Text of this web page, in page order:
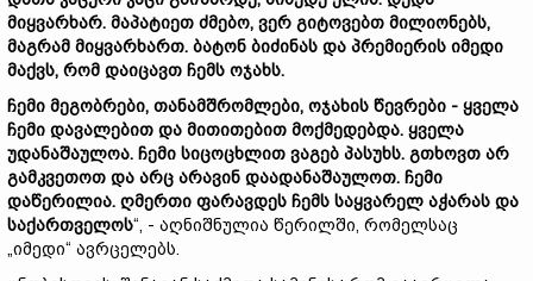
მიყვარხარ. მაპატიეთ ძმებო, ვერ გიტოვებთ მილიონებს,
მაგრამ მიყვარხართ. ბატონ ბიძინას და პრემიერის იმედი
მაქვს, რომ დაიცავთ ჩემს ოჯახს.
ჩემი მეგობრები, თანამშრომლები, ოჯახის წევრები - ყველა
ჩემი დავალებით და მითითებით მოქმედებდა. ყველა
უდანაშაულოა. ჩემი სიცოცხლით ვაგებ პასუხს. გთხოვთ არ
გამკვეთოთ და არც არავინ დაადანაშაულოთ. ჩემი
დაწერილია. ღმერთი ფარავდეს ჩემს საყვარელ აჭარას და
საქართველოს“, - აღნიშნულია წერილში, რომელსაც
„იმედი“ ავრცელებს.